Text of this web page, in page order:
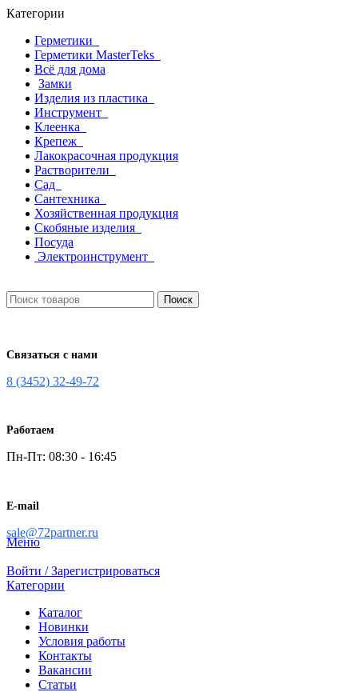
Категории
Герметики
Герметики MasterTeks
Всё для дома
Замки
Изделия из пластика
Инструмент
Клеенка
Крепеж
Лакокрасочная продукция
Растворители
Сад
Сантехника
Хозяйственная продукция
Скобяные изделия
Посуда
Электроинструмент
Поиск
Связаться с нами
8 (3452) 32-49-72
Работаем
Пн-Пт: 08:30 - 16:45
E-mail
sale@72partner.ru
Меню
Войти / Зарегистрироваться
Категории
Каталог
Новинки
Условия работы
Контакты
Вакансии
Статьи